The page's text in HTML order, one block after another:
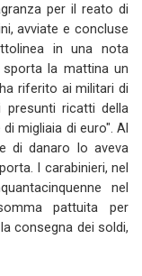
per il reato di
avviate e concluse
in una nota
la mattina un
riferito ai militari di
ricatti della
migliaia di euro". Al
di danaro lo aveva
I carabinieri, nel
nel
pattuita per
consegna dei soldi,